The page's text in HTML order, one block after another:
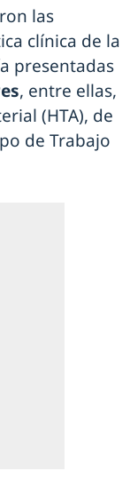
las
clínica de la
presentadas
, entre ellas,
(HTA), de
de Trabajo